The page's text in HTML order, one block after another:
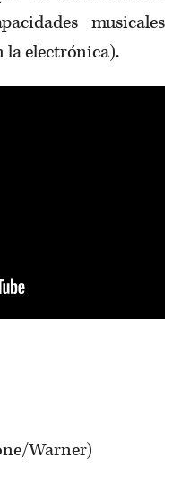
musicales
la electrónica).
Warner)